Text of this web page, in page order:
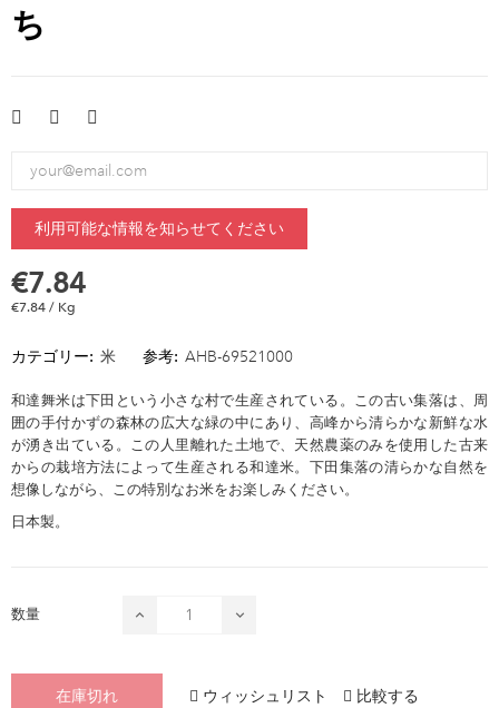
ち
利用可能な情報を知らせてください
€7.84
€7.84 / Kg
カテゴリー: 米 参考: AHB-69521000
和達舞米は下田という小さな村で生産されている。この古い集落は、周
囲の手付かずの森林の広大な緑の中にあり、高峰から清らかな新鮮な水
が湧き出ている。この人里離れた土地で、天然農薬のみを使用した古来
からの栽培方法によって生産される和達米。下田集落の清らかな自然を
想像しながら、この特別なお米をお楽しみください。
日本製。
数量
在庫切れ ウィッシュリスト 比較する